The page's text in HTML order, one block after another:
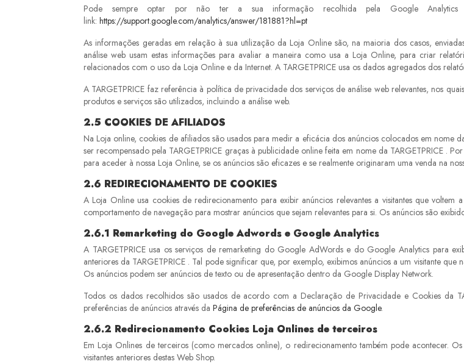
Pode sempre optar por não ter a sua informação recolhida pela Google
link: https://support.google.com/analytics/answer/181881?hl=pt
As informações geradas em relação à sua utilização da Loja Online são, na maioria dos casos,
análise web usam estas informações para avaliar a maneira como usa a Loja Online, para criar
relacionados com o uso da Loja Online e da Internet. A TARGETPRICE usa os dados agregados dos
A TARGETPRICE faz referência à política de privacidade dos serviços de análise web relevantes, nos
produtos e serviços são utilizados, incluindo a análise web.
2.5 COOKIES DE AFILIADOS
Na Loja online, cookies de afiliados são usados para medir a eficácia dos anúncios colocados em nome
ser recompensado pela TARGETPRICE graças à publicidade online feita em nome da TARGETPRICE .
para aceder à nossa Loja Online, se os anúncios são eficazes e se realmente originaram uma venda na
2.6 REDIRECIONAMENTO DE COOKIES
A Loja Online usa cookies de redirecionamento para exibir anúncios relevantes a visitantes que
comportamento de navegação para mostrar anúncios que sejam relevantes para si. Os anúncios são
2.6.1 Remarketing do Google Adwords e Google Analytics
A TARGETPRICE usa os serviços de remarketing do Google AdWords e do Google Analytics para
anteriores da TARGETPRICE . Tal pode significar que, por exemplo, exibimos anúncios a um visitante
Os anúncios podem ser anúncios de texto ou de apresentação dentro da Google Display Network.
Todos os dados recolhidos são usados de acordo com a Declaração de Privacidade e Cookies da
preferências de anúncios através da Página de preferências de anúncios da Google.
2.6.2 Redirecionamento Cookies Loja Onlines de terceiros
Em Loja Onlines de terceiros (como mercados online), o redirecionamento também pode acontecer.
visitantes anteriores destas Web Shop.